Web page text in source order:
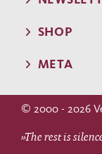
SHOP
META
© 2000 - 2026
»The rest is